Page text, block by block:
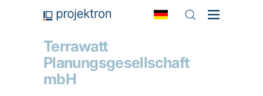
Terrawatt
Planungsgesellschaft
mbH